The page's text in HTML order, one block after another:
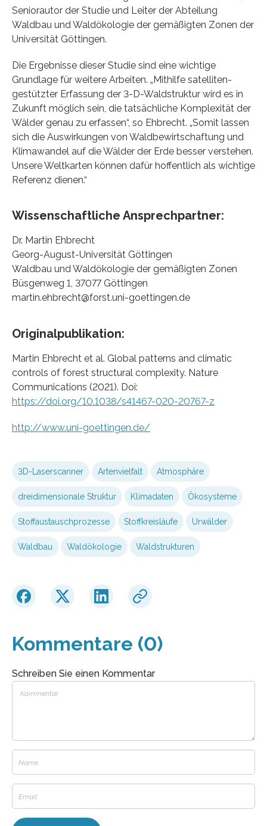
Seniorautor der Studie und Leiter der Abteilung
Waldbau und Waldökologie der gemäßigten Zonen der
Universität Göttingen.
Die Ergebnisse dieser Studie sind eine wichtige
Grundlage für weitere Arbeiten. „Mithilfe satelliten-
gestützter Erfassung der 3-D-Waldstruktur wird es in
Zukunft möglich sein, die tatsächliche Komplexität der
Wälder genau zu erfassen“, so Ehbrecht. „Somit lassen
sich die Auswirkungen von Waldbewirtschaftung und
Klimawandel auf die Wälder der Erde besser verstehen.
Unsere Weltkarten können dafür hoffentlich als wichtige
Referenz dienen.“
Wissenschaftliche Ansprechpartner:
Dr. Martin Ehbrecht
Georg-August-Universität Göttingen
Waldbau und Waldökologie der gemäßigten Zonen
Büsgenweg 1, 37077 Göttingen
martin.ehbrecht@forst.uni-goettingen.de
Originalpublikation:
Martin Ehbrecht et al. Global patterns and climatic
controls of forest structural complexity. Nature
Communications (2021). Doi:
https://doi.org/10.1038/s41467-020-20767-z
http://www.uni-goettingen.de/
3D-Laserscanner Artenvielfalt Atmosphäre
dreidimensionale Struktur Klimadaten Ökosysteme
Stoffaustauschprozesse Stoffkreisläufe Urwälder
Waldbau Waldökologie Waldstrukturen
Kommentare (0)
Schreiben Sie einen Kommentar